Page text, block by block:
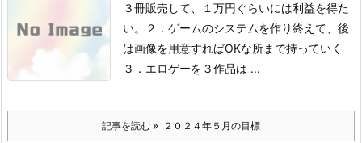
３冊販売して、１万円ぐらいには利益を得た
い。
２．ゲームのシステムを作り終えて、後
は画像を用意すればOKな所まで持っていく
３．エロゲーを３作品は ...
記事を読む ２０２４年５月の目標